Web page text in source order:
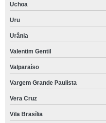
Uchoa
Uru
Urânia
Valentim Gentil
Valparaíso
Vargem Grande Paulista
Vera Cruz
Vila Brasília